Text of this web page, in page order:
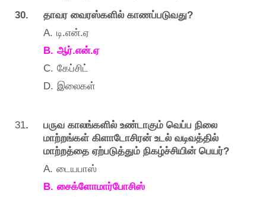
30. தாவர வைரஸ்களில் காணப்படுவது?
A. டி.என்.ஏ
B. ஆர்.என்.ஏ
C. கேப்சிட்
D. இலைகள்
31. பருவ காலங்களில் உண்டாகும் வெப்ப நிலை
மாற்றங்கள் கிளாடோசிரன் உடல் வடிவத்தில்
மாற்றத்தை ஏற்படுத்தும் நிகழ்ச்சியின் பெயர்?
A. டையபாஸ்
B. சைக்ளோமார்போசிஸ்